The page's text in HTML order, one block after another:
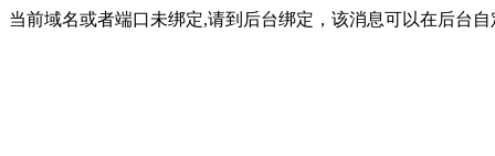
当前域名或者端口未绑定,请到后台绑定，该消息可以在后台自